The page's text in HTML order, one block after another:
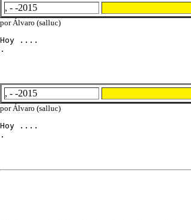
, - -2015
por Álvaro (salluc)
Hoy ....
.
, - -2015
por Álvaro (salluc)
Hoy ....
.